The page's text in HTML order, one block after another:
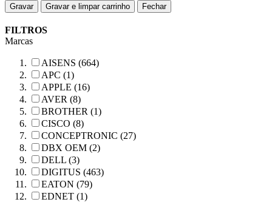
Gravar Gravar e limpar carrinho Fechar
FILTROS
Marcas
AISENS (664)
APC (1)
APPLE (16)
AVER (8)
BROTHER (1)
CISCO (8)
CONCEPTRONIC (27)
DBX OEM (2)
DELL (3)
DIGITUS (463)
EATON (79)
EDNET (1)